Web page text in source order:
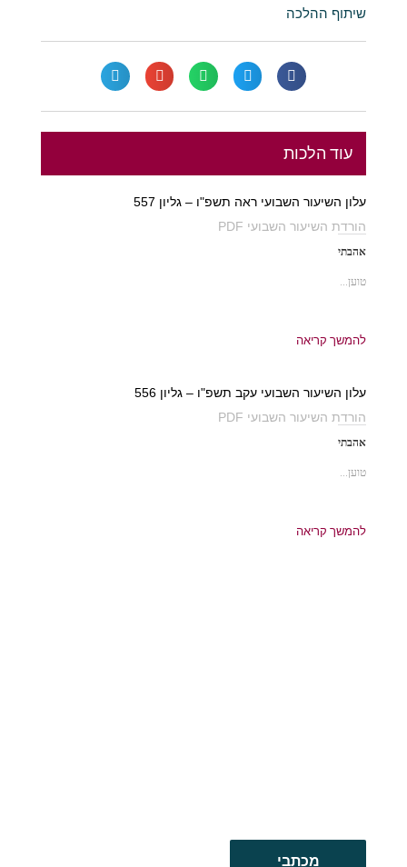
שיתוף ההלכה
עוד הלכות
עלון השיעור השבועי ראה תשפ"ו – גליון 557
הורדת השיעור השבועי PDF
אהבתי
טוען...
להמשך קריאה
עלון השיעור השבועי עקב תשפ"ו – גליון 556
הורדת השיעור השבועי PDF
אהבתי
טוען...
להמשך קריאה
מכתבי